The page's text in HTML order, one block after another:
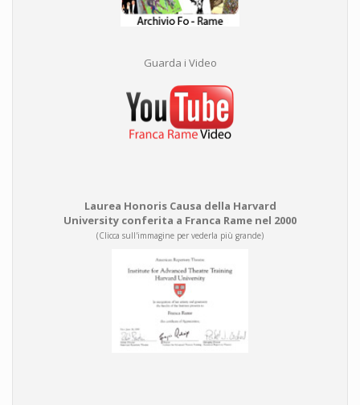
Guarda i Video
Laurea Honoris Causa della Harvard
University conferita a Franca Rame nel 2000
(Clicca sull'immagine per vederla più grande)